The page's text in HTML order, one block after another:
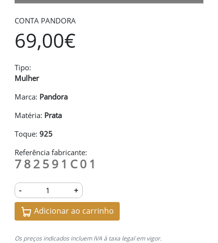
CONTA PANDORA
69,00€
Tipo:
Mulher
Marca: Pandora
Matéria: Prata
Toque: 925
Referência fabricante:
782591C01
- +
Adicionar ao carrinho
Os preços indicados incluem IVA à taxa legal em vigor.